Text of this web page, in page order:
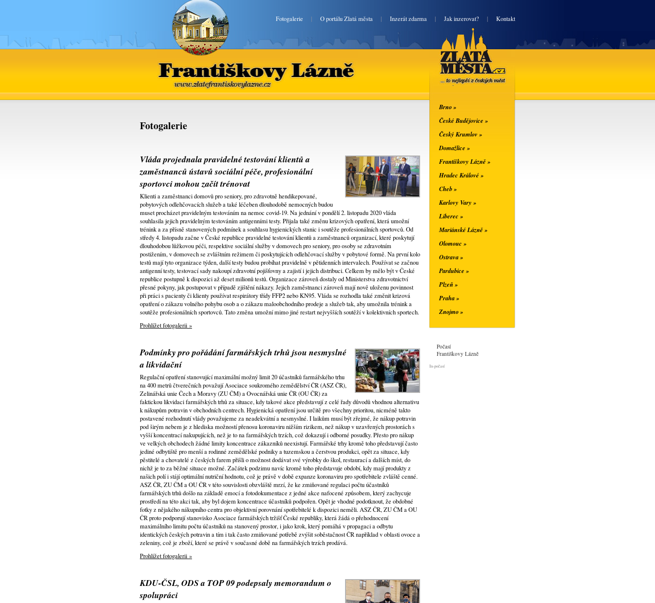
Fotogalerie | O portálu Zlatá města | Inzerát zdarma | Jak inzerovat? | Kontakt
www.zlatefrantiskovylazne.cz
Fotogalerie
Vláda projednala pravidelné testování klientů a
zaměstnanců ústavů sociální péče, profesionální
sportovci mohou začít trénovat
Klienti a zaměstnanci domovů pro seniory, pro zdravotně hendikepované,
pobytových odlehčovacích služeb a také léčeben dlouhodobě nemocných budou
muset procházet pravidelným testováním na nemoc covid-19. Na jednání v pondělí 2. listopadu 2020 vláda
souhlasila jejich pravidelným testováním antigenními testy. Přijala také změnu krizových opatření, která umožní
trénink a za přísně stanovených podmínek a souhlasu hygienických stanic i soutěže profesionálních sportovců. Od
středy 4. listopadu začne v České republice pravidelné testování klientů a zaměstnanců organizací, které poskytují
dlouhodobou lůžkovou péči, respektive sociální služby v domovech pro seniory, pro osoby se zdravotním
postižením, v domovech se zvláštním režimem či poskytujících odlehčovací služby v pobytové formě. Na první kolo
testů mají tyto organizace týden, další testy budou probíhat pravidelně v pětidenních intervalech. Používat se začnou
antigenní testy, testovací sady nakoupí zdravotní pojišťovny a zajistí i jejich distribuci. Celkem by mělo být v České
republice postupně k dispozici až deset milionů testů. Organizace zároveň dostaly od Ministerstva zdravotnictví
přesné pokyny, jak postupovat v případě zjištění nákazy. Jejich zaměstnanci zároveň mají nově uloženu povinnost
při práci s pacienty či klienty používat respirátory třídy FFP2 nebo KN95. Vláda se rozhodla také změnit krizová
opatření o zákazu volného pohybu osob a o zákazu maloobchodního prodeje a služeb tak, aby umožnila trénink a
soutěže profesionálních sportovců. Tato změna umožní mimo jiné restart nejvyšších soutěží v kolektivních sportech.
Prohlížet fotogalerii »
Podmínky pro pořádání farmářských trhů jsou nesmyslné
a likvidační
Regulační opatření stanovující maximální možný limit 20 účastníků farmářského trhu
na 400 metrů čtverečních považují Asociace soukromého zemědělství ČR (ASZ ČR),
Zelinářská unie Čech a Moravy (ZU ČM) a Ovocnářská unie ČR (OU ČR) za
faktickou likvidaci farmářských trhů za situace, kdy takové akce představují z celé řady důvodů vhodnou alternativu
k nákupům potravin v obchodních centrech. Hygienická opatření jsou určitě pro všechny prioritou, nicméně takto
postavené rozhodnutí vlády považujeme za neadekvátní a nesmyslné. I laikům musí být zřejmé, že nákup potravin
pod širým nebem je z hlediska možností přenosu koronaviru nižším rizikem, než nákup v uzavřených prostorách s
vyšší koncentrací nakupujících, než je to na farmářských trzích, což dokazují i odborné posudky. Přesto pro nákup
ve velkých obchodech žádné limity koncentrace zákazníků neexistují. Farmářské trhy kromě toho představují často
jediné odbytiště pro menší a rodinné zemědělské podniky a tuzemskou a čerstvou produkci, opět za situace, kdy
pěstitelé a chovatelé z českých farem přišli o možnost dodávat své výrobky do škol, restaurací a dalších míst, do
nichž je to za běžné situace možné. Začátek podzimu navíc kromě toho představuje období, kdy mají produkty z
našich polí i stájí optimální nutriční hodnotu, což je právě v době expanze koronaviru pro spotřebitele zvláště cenné.
ASZ ČR, ZU ČM a OU ČR v této souvislosti obzvláště mrzí, že ke zmiňované regulaci počtu účastníků
farmářských trhů došlo na základě emocí a fotodokumentace z jedné akce nafocené způsobem, který zachycuje
prostředí na této akci tak, aby byl dojem koncentrace účastníků podpořen. Opět je vhodné podotknout, že obdobné
fotky z nějakého nákupního centra pro objektivní porovnání spotřebitelé k dispozici neměli. ASZ ČR, ZU ČM a OU
ČR proto podporují stanovisko Asociace farmářských tržišť České republiky, která žádá o přehodnocení
maximálního limitu počtu účastníků na stanovený prostor, i jako krok, který pomáhá v propagaci a odbytu
identických českých potravin a tím i tak často zmiňované potřebě zvýšit soběstačnost ČR například v oblasti ovoce a
zeleniny, což je zboží, které se právě v současné době na farmářských trzích prodává.
Prohlížet fotogalerii »
KDU-ČSL, ODS a TOP 09 podepsaly memorandum o
spolupráci
Zlatá města
... to nejlepší z
českých měst
Brno »
České Budějovice »
Český Krumlov »
Domažlice »
Františkovy Lázně »
Hradec Králové »
Cheb »
Karlovy Vary »
Liberec »
Mariánské Lázně »
Olomouc »
Ostrava »
Pardubice »
Plzeň »
Praha »
Znojmo »
Počasí
Františkovy Lázně
In-počasí